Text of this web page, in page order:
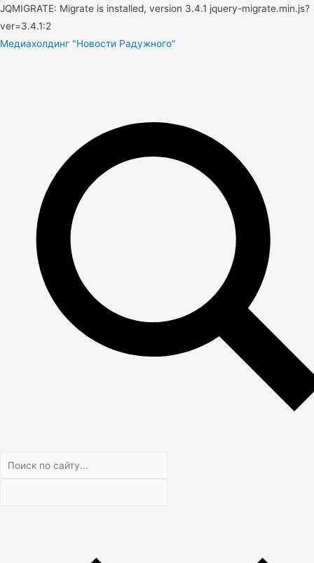
JQMIGRATE: Migrate is installed, version 3.4.1 jquery-migrate.min.js?
ver=3.4.1:2
Медиахолдинг "Новости Радужного"